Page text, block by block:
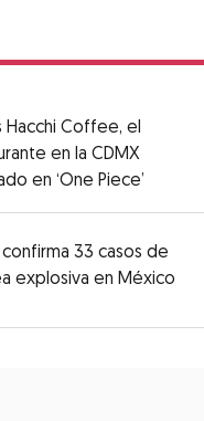
Hacchi Coffee, el
en la CDMX
en ‘One Piece’
confirma 33 casos de
explosiva en México